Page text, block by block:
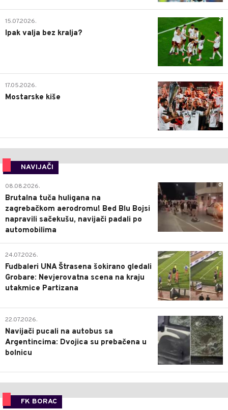
2
15.07.2026.
Ipak valja bez kralja?
0
17.05.2026.
Mostarske kiše
NAVIJAČI
0
08.08.2026.
Brutalna tuča huligana na
zagrebačkom aerodromu! Bed Blu Bojsi
napravili sačekušu, navijači padali po
automobilima
0
24.07.2026.
Fudbaleri UNA Štrasena šokirano gledali
Grobare: Nevjerovatna scena na kraju
utakmice Partizana
0
22.07.2026.
Navijači pucali na autobus sa
Argentincima: Dvojica su prebačena u
bolnicu
FK BORAC